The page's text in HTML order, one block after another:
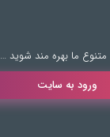
ما بهره مند شوید …
ورود به سایت